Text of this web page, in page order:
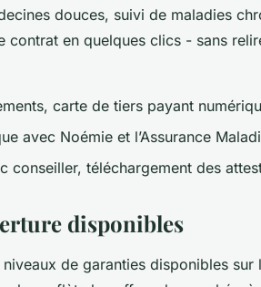
douces, suivi de maladies
contrat en quelques clics - sans
carte de tiers payant
avec Noémie et l’Assurance
conseiller, téléchargement des
disponibles
de garanties disponibles sur